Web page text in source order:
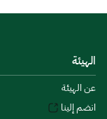
الهيئة
عن الهيئة
انضم إلينا